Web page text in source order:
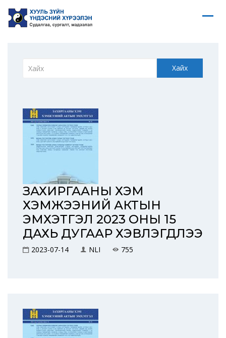
Хайх
ЗАХИРГААНЫ ХЭМ
ХЭМЖЭЭНИЙ АКТЫН
ЭМХЭТГЭЛ 2023 ОНЫ 15
ДАХЬ ДУГААР ХЭВЛЭГДЛЭЭ
2023-07-14 NLI 755